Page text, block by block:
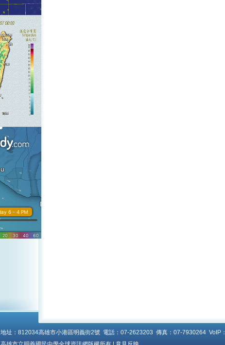
地址：812034高雄市小港區明義街2號 電話：07-2623203 傳真：07-7930264 VoIP：